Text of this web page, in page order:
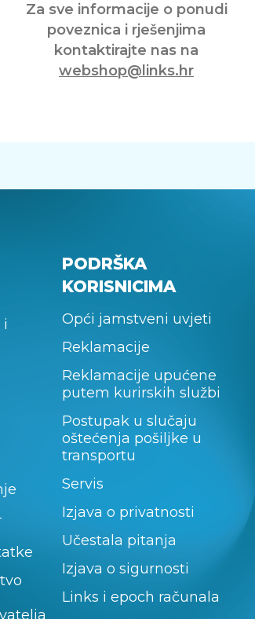
Za sve informacije o ponudi
poveznica i rješenjima
kontaktirajte nas na
webshop@links.hr
i
PODRŠKA
KORISNICIMA
Opći jamstveni uvjeti
Reklamacije
Reklamacije upućene
putem kurirskih službi
Postupak u slučaju
oštećenja pošiljke u
transportu
Servis
Izjava o privatnosti
Učestala pitanja
Izjava o sigurnosti
Links i epoch računala